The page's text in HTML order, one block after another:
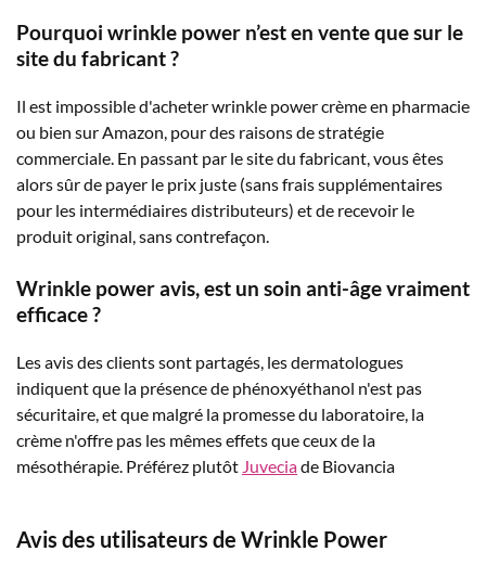
Pourquoi wrinkle power n’est en vente que sur le
site du fabricant ?
Il est impossible d'acheter wrinkle power crème en pharmacie
ou bien sur Amazon, pour des raisons de stratégie
commerciale. En passant par le site du fabricant, vous êtes
alors sûr de payer le prix juste (sans frais supplémentaires
pour les intermédiaires distributeurs) et de recevoir le
produit original, sans contrefaçon.
Wrinkle power avis, est un soin anti-âge vraiment
efficace ?
Les avis des clients sont partagés, les dermatologues
indiquent que la présence de phénoxyéthanol n'est pas
sécuritaire, et que malgré la promesse du laboratoire, la
crème n'offre pas les mêmes effets que ceux de la
mésothérapie. Préférez plutôt Juveciade Biovancia
Avis des utilisateurs de Wrinkle Power